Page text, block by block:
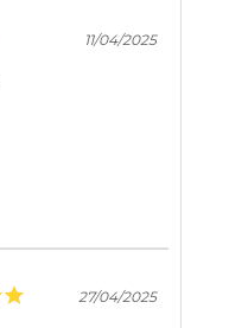
11/04/2025
27/04/2025